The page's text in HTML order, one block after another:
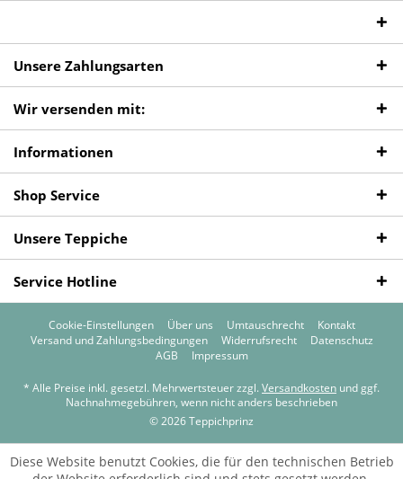
Unsere Zahlungsarten
Wir versenden mit:
Informationen
Shop Service
Unsere Teppiche
Service Hotline
Cookie-Einstellungen Über uns Umtauschrecht
Kontakt
Versand und Zahlungsbedingungen
Widerrufsrecht
Datenschutz
AGB
Impressum
* Alle Preise inkl. gesetzl. Mehrwertsteuer zzgl. Versandkosten und ggf.
Nachnahmegebühren, wenn nicht anders beschrieben
© 2026 Teppichprinz
Diese Website benutzt Cookies, die für den technischen Betrieb